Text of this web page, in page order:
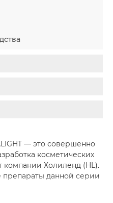
— это совершенно
косметических
компании Холиленд (HL).
данной серии
кожи такими